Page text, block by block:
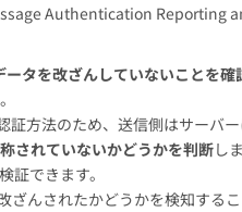
Authentication Reporting
タを改ざんしていないことを確
証方法のため、送信側はサーバ
されていないかどうかを判断し
証できます。
ざんされたかどうかを検知する